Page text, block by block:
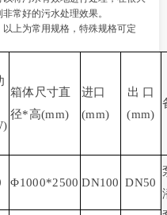
常好的污水处理效果。
上为常用规格，特殊规格可定
箱体尺寸直
径*高(mm)
进口
(mm)
出 口
(mm)
Φ1000*2500 DN100 DN50